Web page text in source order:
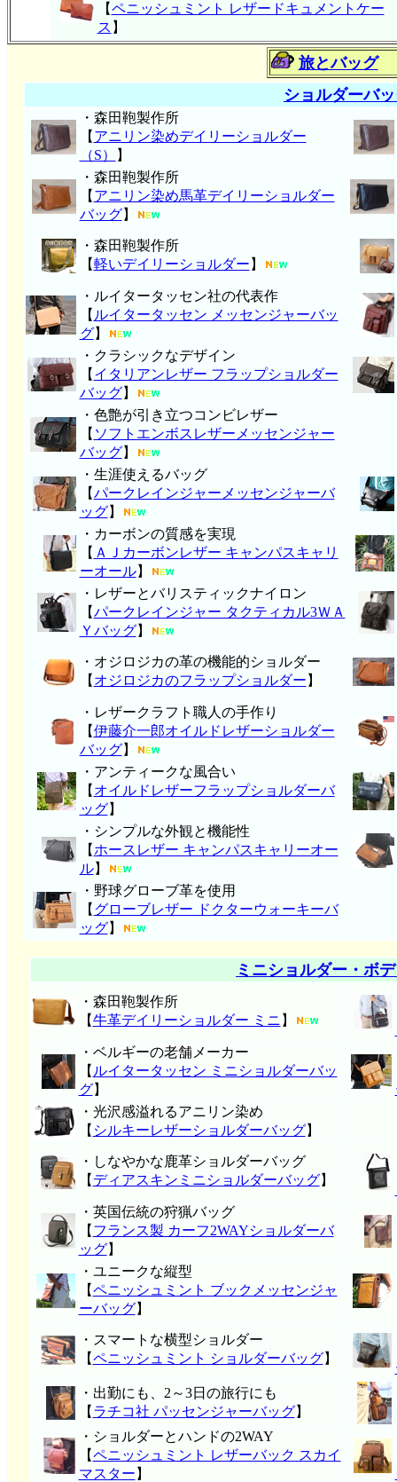
【ペニッシュミント レザードキュメントケー
ス 】
旅とバッグ
ショルダーバ
・森田鞄製作所
【 アニリン染めデイリーショルダー
（S）
】
・森田鞄製作所
【 アニリン染め馬革デイリーショルダー
バッグ】
・森田鞄製作所
【軽いデイリーショルダー 】
・ルイタータッセン社の代表作
【 ルイタータッセン メッセンジャーバッ
グ】
・クラシックなデザイン
【 イタリアンレザー フラップショルダー
バッグ】
・色艶が引き立つコンビレザー
【 ソフトエンボスレザーメッセンジャー
バッグ】
・生涯使えるバッグ
【パークレインジャーメッセンジャーバ
ッグ】
・カーボンの質感を実現
【 ＡＪカーボンレザー キャンパスキャリ
ーオール】
・レザーとバリスティックナイロン
【パークレインジャー タクティカル3ＷＡ
Ｙバッグ】
・オジロジカの革の機能的ショルダー
【 オジロジカのフラップショルダー 】
・レザークラフト職人の手作り
【伊藤介一郎オイルドレザーショルダー
バッグ】
・アンティークな風合い
【 オイルドレザーフラップショルダーバ
ッグ】
・シンプルな外観と機能性
【 ホースレザー キャンパスキャリーオー
ル】
・野球グローブ革を使用
【 グローブレザー ドクターウォーキーバ
ッグ】
ミニショルダー・ボ
・森田鞄製作所
【牛革デイリーショルダー ミニ 】
・ベルギーの老舗メーカー
【 ルイタータッセン ミニショルダーバッ
グ】
・光沢感溢れるアニリン染め
【 シルキーレザーショルダーバッグ】
・しなやかな鹿革ショルダーバッグ
【 ディアスキンミニショルダーバッグ】
・英国伝統の狩猟バッグ
【 フランス製 カーフ2WAYショルダーバ
ッグ】
・ユニークな縦型
【ペニッシュミント ブックメッセンジャ
ーバッグ】
・スマートな横型ショルダー
【ペニッシュミント ショルダーバッグ】
・出勤にも、2～3日の旅行にも
【 ラチコ社 パッセンジャーバッグ】
・ショルダーとハンドの2WAY
【ペニッシュミント レザーバック スカイ
マスター 】